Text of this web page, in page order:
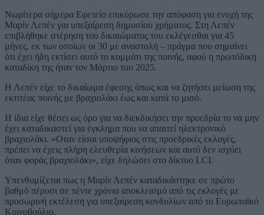
Νωρίτερα σήμερα Εφετείο επικύρωσε την απόφαση για ενοχή της
Μαρίν Λεπέν για υπεξαίρεση δημοσίου χρήματος. Στη Λεπέν
επιβλήθηκε στέρηση του δικαιώματος του εκλέγεσθαι για 45
μήνες, εκ των οποίων οι 30 με αναστολή – πράγμα που σημαίνει
ότι έχει ήδη εκτίσει αυτό το κομμάτι της ποινής, αφού η πρωτόδικη
καταδίκη της ήταν τον Μάρτιο του 2025.
Η Λεπέν είχε το δικαίωμα έφεσης όπως και να ζητήσει μείωση της
εκτιτέας ποινής με βραχιολάκι έως και κατά το μισό.
Η ίδια είχε θέσει ως όρο για να διεκδικήσει την προεδρία το να μην
έχει καταδικαστεί για έγκλημα που να απαιτεί ηλεκτρονικό
βραχιολάκι. «Οταν είσαι υποψήφιος στις προεδρικές εκλογές,
πρέπει να έχεις πλήρη ελευθερία κινήσεων και αυτό δεν ισχύει
όταν φοράς βραχιολάκι», είχε δηλώσει στο δίκτυο LCI.
Υπενθυμίζεται πως η Μαρίν Λεπέν καταδικάστηκε σε πρώτο
βαθμό πέρυσι σε πέντε χρόνια αποκλεισμό από τις εκλογές με
προσωρινή εκτέλεση για υπεξαίρεση κονδυλίων από το Ευρωπαϊκό
Κοινοβούλιο.